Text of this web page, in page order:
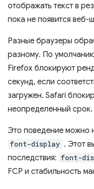
отображать текст в
пока не появится веб-
Разные браузеры
разному. По
Firefox блокируют
секунд, если
загружен. Safari
неопределенный срок.
Это поведение можно
font-display . Этот
последствия: font-
FCP и стабильность